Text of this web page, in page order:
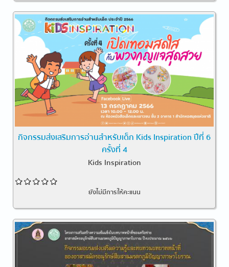
กิจกรรมส่งเสริมการอ่านสำหรับเด็ก Kids Inspiration ปีที่ 6
ครั้งที่ 4
Kids Inspiration
ยังไม่มีการให้คะแนน